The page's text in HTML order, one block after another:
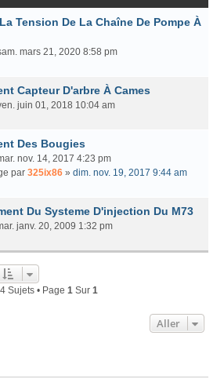
Tension De La Chaîne De Pompe À
mars 21, 2020 8:58 pm
Capteur D'arbre À Cames
juin 01, 2018 10:04 am
Des Bougies
nov. 14, 2017 4:23 pm
par 325ix86 » dim. nov. 19, 2017 9:44 am
Du Systeme D'injection Du M73
janv. 20, 2009 1:32 pm
4 Sujets • Page 1Sur 1
Aller